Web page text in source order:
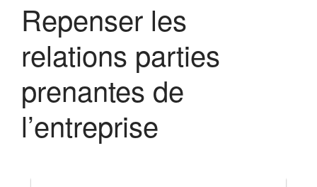
Repenser les
relations parties
prenantes de
l’entreprise